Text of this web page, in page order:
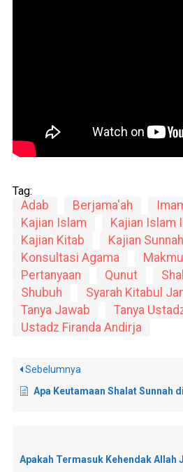
Tag:
Adab Berjama'ah
Kajian Islam
Kajian Islam
Kajian Kitab
Kajian Sunnah
Konsultasi Agama
Pertanyaan
Qunut
Shubuh
Syarah Kitabul
Tanya Jawab
Tanya
Ustadz Firanda Andirja
Sebelumnya
Apa Keutamaan Shalat Sunnah